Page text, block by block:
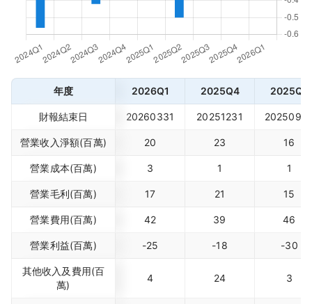
年度 2026Q1 2025Q4 2025Q3
財報結束日 20260331 20251231
營業收入淨額(百萬) 20 23 16
營業成本(百萬) 3 1 1
營業毛利(百萬) 17 21 15
營業費用(百萬) 42 39 46
營業利益(百萬) -25 -18 -30
其他收入及費用(百
萬)
4 24 3